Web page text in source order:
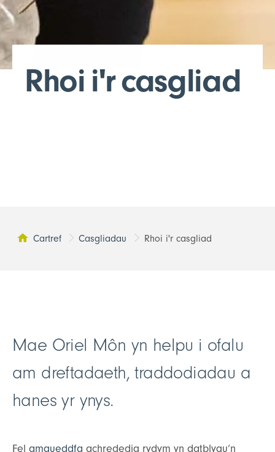
Rhoi i'r casgliad
Cartref
Casgliadau
Rhoi i'r casgliad
Mae Oriel Môn yn helpu i ofalu
am dreftadaeth, traddodiadau a
hanes yr ynys.
Fel amgueddfa achrededig rydym yn datblygu’n